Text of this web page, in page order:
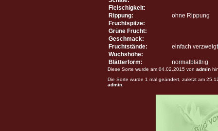
Fleischigkeit:
Rippung:
ohne Rippung
Fruchtspitze:
Grüne Frucht:
Geschmack:
Fruchtstände:
einfach verzweigt
Wuchshöhe:
Blätterform:
normalblättrig
Diese Sorte wurde am 04.02.2015 von admin
Die Sorte wurde 1 mal geändert, zuletzt am
admin